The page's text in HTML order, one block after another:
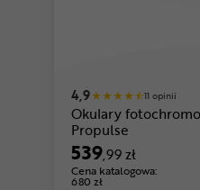
4,9 11 opinii
Okulary
Propulse
539,99 zł
Cena katalogowa:
680 zł